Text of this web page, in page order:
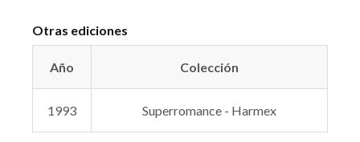
Otras ediciones
Año Colección
1993 Superromance - Harmex